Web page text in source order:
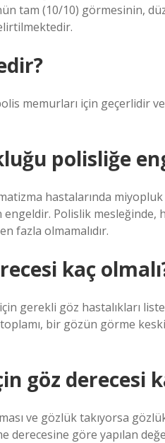
tam (10/10) görmesinin,
memurları için geçerlidir
polisliğe
hastalarında
engeldir. Polislik
fazla olmamalıdır.
kaç
gerekli göz hastalıkları
bir gözün görme
göz derecesi
ve gözlük takıyorsa
derecesine göre yapılan